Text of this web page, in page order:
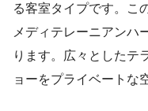
る客室タイプです。こ
メディテレーニアンハ
ります。広々としたテ
ョーをプライベートな